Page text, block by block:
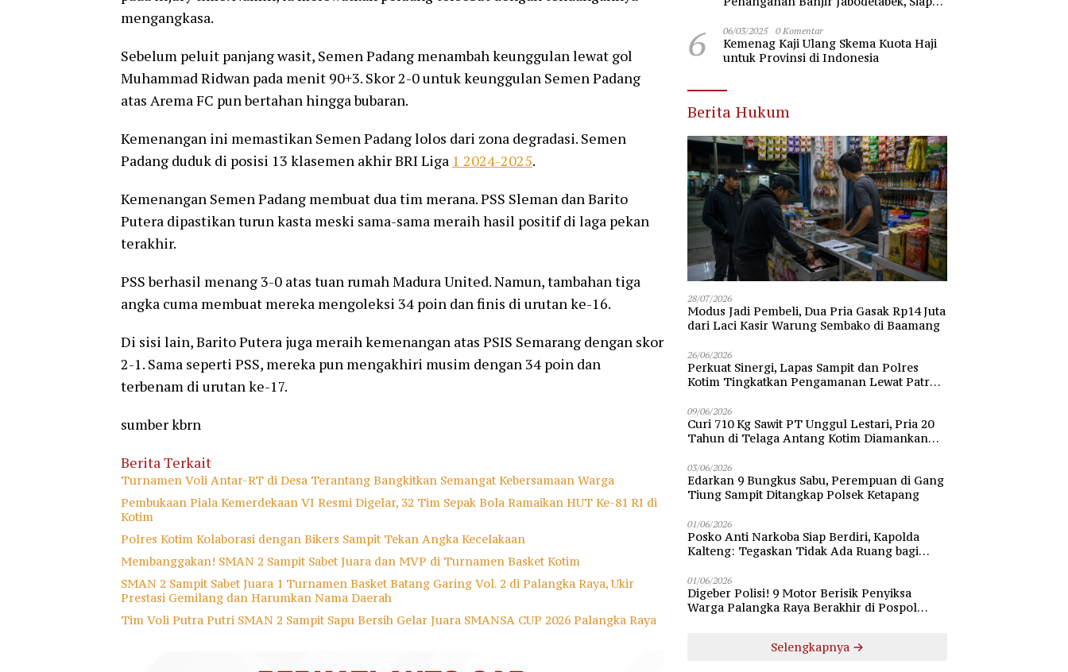
mengangkasa.
Sebelum peluit panjang wasit, Semen Padang menambah keunggulan lewat gol
Muhammad Ridwan pada menit 90+3. Skor 2-0 untuk keunggulan Semen Padang
atas Arema FC pun bertahan hingga bubaran.
Kemenangan ini memastikan Semen Padang lolos dari zona degradasi. Semen
Padang duduk di posisi 13 klasemen akhir BRI Liga 1 2024-2025.
Kemenangan Semen Padang membuat dua tim merana. PSS Sleman dan Barito
Putera dipastikan turun kasta meski sama-sama meraih hasil positif di laga pekan
terakhir.
PSS berhasil menang 3-0 atas tuan rumah Madura United. Namun, tambahan tiga
angka cuma membuat mereka mengoleksi 34 poin dan finis di urutan ke-16.
Di sisi lain, Barito Putera juga meraih kemenangan atas PSIS Semarang dengan skor
2-1. Sama seperti PSS, mereka pun mengakhiri musim dengan 34 poin dan
terbenam di urutan ke-17.
sumber kbrn
Berita Terkait
Turnamen Voli Antar-RT di Desa Terantang Bangkitkan Semangat Kebersamaan Warga
Pembukaan Piala Kemerdekaan VI Resmi Digelar, 32 Tim Sepak Bola Ramaikan HUT Ke-81 RI di
Kotim
Polres Kotim Kolaborasi dengan Bikers Sampit Tekan Angka Kecelakaan
Membanggakan! SMAN 2 Sampit Sabet Juara dan MVP di Turnamen Basket Kotim
SMAN 2 Sampit Sabet Juara 1 Turnamen Basket Batang Garing Vol. 2 di Palangka Raya, Ukir
Prestasi Gemilang dan Harumkan Nama Daerah
Tim Voli Putra Putri SMAN 2 Sampit Sapu Bersih Gelar Juara SMANSA CUP 2026 Palangka Raya
6 06/03/2025 0 Komentar
Kemenag Kaji Ulang Skema Kuota Haji
untuk Provinsi di Indonesia
Berita Hukum
28/07/2026
Modus Jadi Pembeli, Dua Pria Gasak Rp14 Juta
dari Laci Kasir Warung Sembako di Baamang
26/06/2026
Perkuat Sinergi, Lapas Sampit dan Polres
Kotim Tingkatkan Pengamanan Lewat Patroli
09/06/2026
Curi 710 Kg Sawit PT Unggul Lestari, Pria 20
Tahun di Telaga Antang Kotim Diamankan
03/06/2026
Edarkan 9 Bungkus Sabu, Perempuan di Gang
Tiung Sampit Ditangkap Polsek Ketapang
01/06/2026
Posko Anti Narkoba Siap Berdiri, Kapolda
Kalteng: Tegaskan Tidak Ada Ruang bagi
01/06/2026
Digeber Polisi! 9 Motor Berisik Penyiksa
Warga Palangka Raya Berakhir di Pospol
Selengkapnya